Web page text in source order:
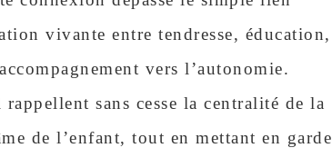
vivante entre tendresse, éducation,
vers l’autonomie.
sans cesse la centralité de la
de l’enfant, tout en mettant en garde